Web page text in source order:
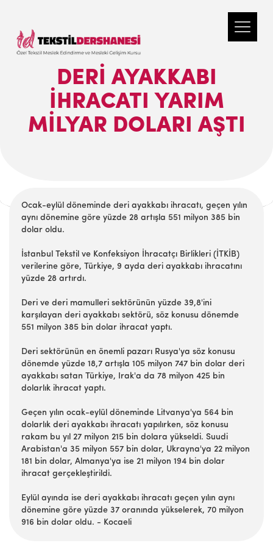
DERI AYAKKABI
İHRACATI YARIM
MILYAR DOLARI AŞTI
Ocak-eylül döneminde deri ayakkabı ihracatı, geçen yılın
aynı dönemine göre yüzde 28 artışla 551 milyon 385 bin
dolar oldu.
İstanbul Tekstil ve Konfeksiyon İhracatçı Birlikleri (İTKİB)
verilerine göre, Türkiye, 9 ayda deri ayakkabı ihracatını
yüzde 28 artırdı.
Deri ve deri mamulleri sektörünün yüzde 39,8'ini
karşılayan deri ayakkabı sektörü, söz konusu dönemde
551 milyon 385 bin dolar ihracat yaptı.
Deri sektörünün en önemli pazarı Rusya'ya söz konusu
dönemde yüzde 18,7 artışla 105 milyon 747 bin dolar deri
ayakkabı satan Türkiye, Irak'a da 78 milyon 425 bin
dolarlık ihracat yaptı.
Geçen yılın ocak-eylül döneminde Litvanya'ya 564 bin
dolarlık deri ayakkabı ihracatı yapılırken, söz konusu
rakam bu yıl 27 milyon 215 bin dolara yükseldi. Suudi
Arabistan'a 35 milyon 557 bin dolar, Ukrayna'ya 22 milyon
181 bin dolar, Almanya'ya ise 21 milyon 194 bin dolar
ihracat gerçekleştirildi.
Eylül ayında ise deri ayakkabı ihracatı geçen yılın aynı
dönemine göre yüzde 37 oranında yükselerek, 70 milyon
916 bin dolar oldu. - Kocaeli